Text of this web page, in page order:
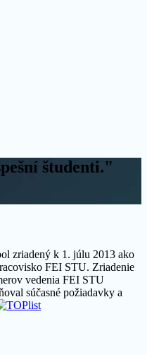
študenti."
zriadený k 1. júlu 2013 ako
FEI STU. Zriadenie
vedenia FEI STU
súčasné požiadavky a